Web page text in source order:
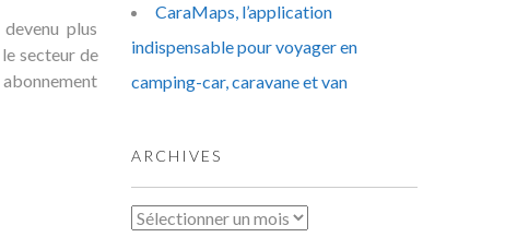
plus
secteur de
CaraMaps, l’application
indispensable pour voyager en
camping-car, caravane et van
ARCHIVES
Archives